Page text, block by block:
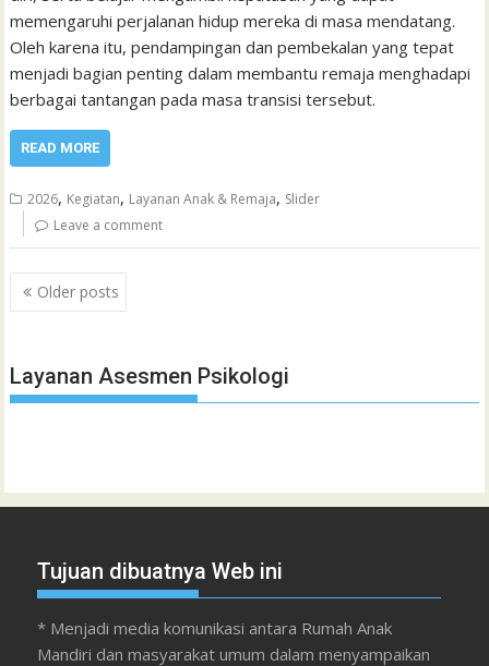
memengaruhi perjalanan hidup mereka di masa mendatang.
Oleh karena itu, pendampingan dan pembekalan yang tepat
menjadi bagian penting dalam membantu remaja menghadapi
berbagai tantangan pada masa transisi tersebut.
READ MORE
2026, Kegiatan, Layanan Anak & Remaja, Slider
Leave a comment
Posts
navigation
Older posts
Layanan Asesmen Psikologi
Tujuan dibuatnya Web ini
* Menjadi media komunikasi antara Rumah Anak
Mandiri dan masyarakat umum dalam menyampaikan